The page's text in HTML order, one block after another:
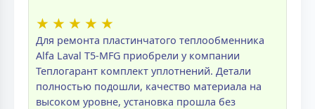
★ ★ ★ ★ ★
Для ремонта пластинчатого теплообменника
Alfa Laval T5-MFG приобрели у компании
Теплогарант комплект уплотнений. Детали
полностью подошли, качество материала на
высоком уровне, установка прошла без